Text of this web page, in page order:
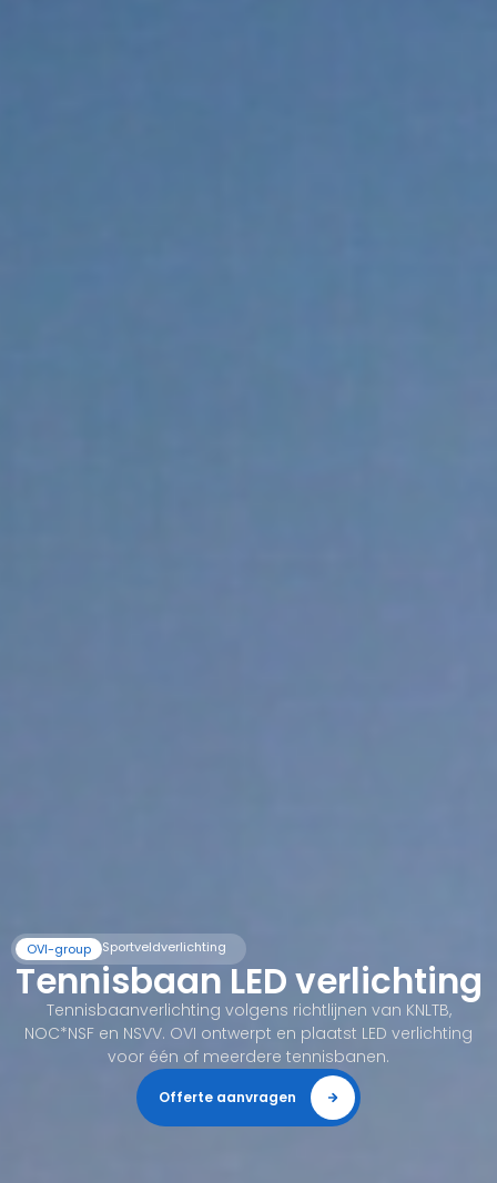
OVI-group Sportveldverlichting
Tennisbaan LED verlichting
Tennisbaanverlichting volgens richtlijnen van KNLTB,
NOC*NSF en NSVV. OVI ontwerpt en plaatst LED verlichting
voor één of meerdere tennisbanen.
Offerte aanvragen